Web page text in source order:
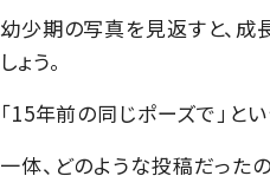
幼少期の写真を見返すと、
しょう。
「15年前の同じポーズで」と
一体、どのような投稿だった